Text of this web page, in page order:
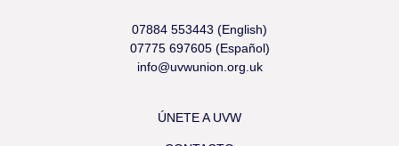
07884 553443 (English)
07775 697605 (Español)
info@uvwunion.org.uk
ÚNETE A UVW